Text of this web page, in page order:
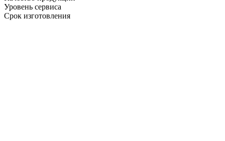
Уровень сервиса
Срок изготовления